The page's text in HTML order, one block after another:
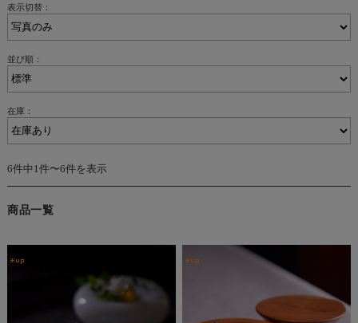
表示切替：
並び順：
在庫：
6件中1件〜6件を表示
商品一覧